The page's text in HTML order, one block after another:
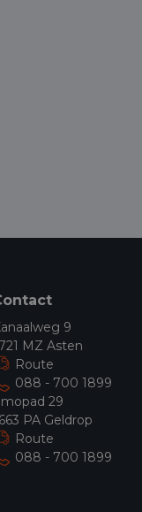
2030
9
MZ Asten
Route
088 - 700 1899
29
PA Geldrop
Route
088 - 700 1899